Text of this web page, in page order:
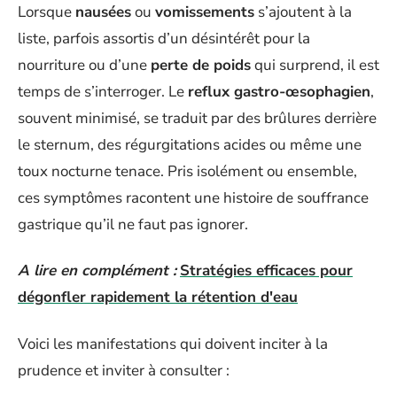
Lorsque nauséesou vomissements s’ajoutent à la
liste, parfois assortis d’un désintérêt pour la
nourriture ou d’une perte de poidsqui surprend, il est
temps de s’interroger. Le reflux gastro-œsophagien,
souvent minimisé, se traduit par des brûlures derrière
le sternum, des régurgitations acides ou même une
toux nocturne tenace. Pris isolément ou ensemble,
ces symptômes racontent une histoire de souffrance
gastrique qu’il ne faut pas ignorer.
A lire en complément : Stratégies efficaces pour
dégonfler rapidement la rétention d'eau
Voici les manifestations qui doivent inciter à la
prudence et inviter à consulter :